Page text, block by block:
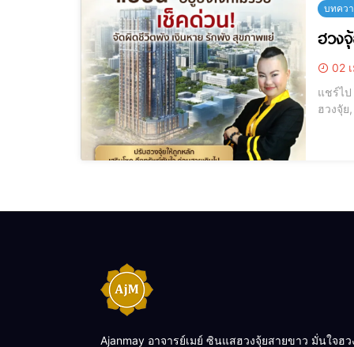
บทคว
ฮวง
02
แชร์ไป LINE แชร์ไป LINE [elementor-template id="12184"] จัดฮว
ฮวงจุัย, ฮวงจุ้ยคอน
Ajanmay อาจารย์เมย์ ซินแสฮวงจุ้ยสายขาว มั่นใจฮว